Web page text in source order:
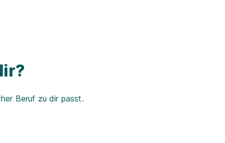
Beruf zu dir passt.